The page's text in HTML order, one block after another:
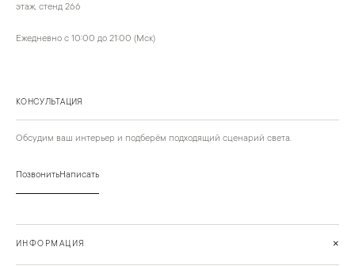
этаж, стенд 266
Ежедневно с 10:00 до 21:00 (Мск)
КОНСУЛЬТАЦИЯ
Обсудим ваш интерьер и подберём подходящий сценарий света.
ПозвонитьНаписать
ИНФОРМАЦИЯ +